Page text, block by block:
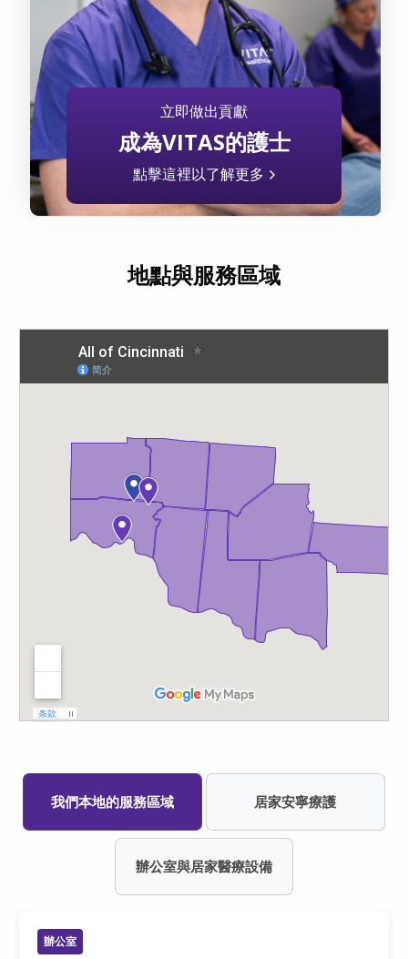
立即做出貢獻
成為VITAS的護士
點擊這裡以了解更多
地點與服務區域
我們本地的服務區域 居家安寧療護
辦公室與居家醫療設備
辦公室